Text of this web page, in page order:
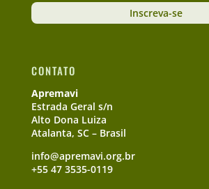
Inscreva-se
CONTATO
Apremavi
Estrada Geral s/n
Alto Dona Luiza
Atalanta, SC – Brasil
info@apremavi.org.br
+55 47 3535-0119